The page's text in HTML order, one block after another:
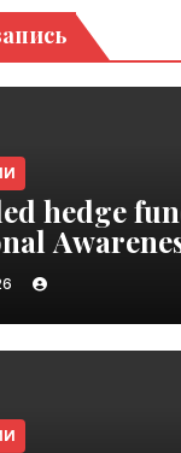
hedge
chip
VseTime.ru